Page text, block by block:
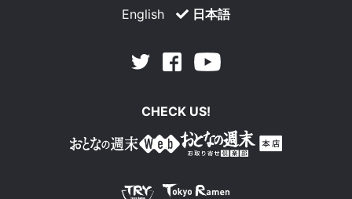
English 日本語
Twitter Facebook
CHECK US!